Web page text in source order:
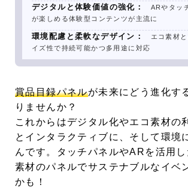
デジタルと体験価値の強化：
ARやタッ
が楽しめる体験型コンテンツが主流に
環境配慮と柔軟なデザイン：
エコ素材
イズ性で持続可能かつ多用途に対応
賞品目録パネルが未来にどう進化す
りませんか？
これからはデジタル化やエコ素材の
とインタラクティブに、そして環境
んです。タッチパネルやARを活用し
素材のパネルでサステナブルなイベ
かも！